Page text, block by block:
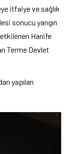
itfaiye ve sağlık
sonucu yangın
etkilenen Hanife
Terme Devlet
yapılan